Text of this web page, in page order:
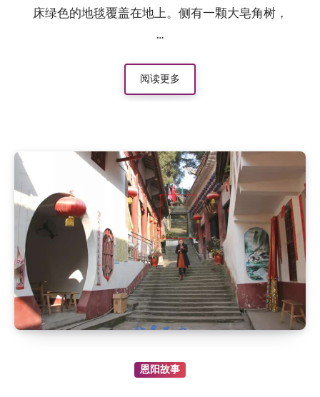
床绿色的地毯覆盖在地上。侧有一颗大皂角树，
…
阅读更多
恩阳故事